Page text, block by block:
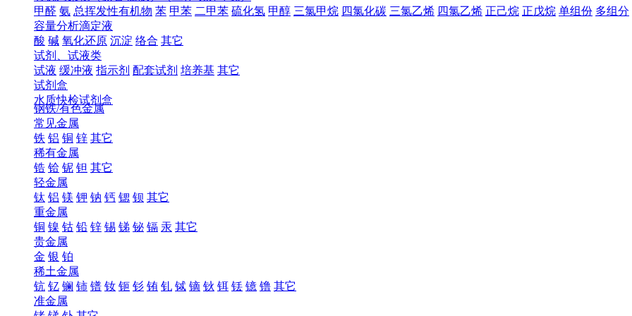
甲醛 氨 总挥发性有机物 苯 甲苯 二甲苯 硫化氢 甲醇 三氯甲烷 四氯化碳 三氯乙烯 四氯乙烯 正己烷 正戊烷 单组份 多组分
容量分析滴定液
酸 碱 氧化还原 沉淀 络合 其它
试剂、试液类
试液 缓冲液 指示剂 配套试剂 培养基 其它
试剂盒
水质快检试剂盒
钢铁/有色金属
常见金属
铁 铝 铜 锌 其它
稀有金属
锆 铪 铌 钽 其它
轻金属
钛 铝 镁 钾 钠 钙 锶 钡 其它
重金属
铜 镍 钴 铅 锌 锡 锑 铋 镉 汞 其它
贵金属
金 银 铂
稀土金属
钪 钇 镧 铈 镨 钕 钷 钐 铕 钆 铽 镝 钬 铒 铥 镱 镥 其它
准金属